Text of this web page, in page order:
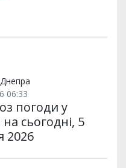
06:33
погоди у
на сьогодні, 5
2026